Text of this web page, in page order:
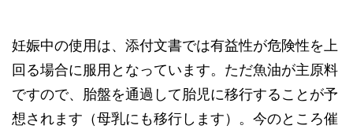
妊娠中の使用は、添付文書では有益性が危険性を上
回る場合に服用となっています。ただ魚油が主原料
ですので、胎盤を通過して胎児に移行することが予
想されます（母乳にも移行します）。今のところ催